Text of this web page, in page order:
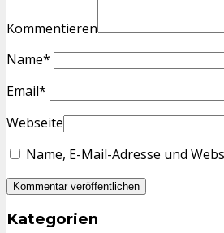
Kommentieren
Name*
Email*
Webseite
Name, E-Mail-Adresse und
Kategorien